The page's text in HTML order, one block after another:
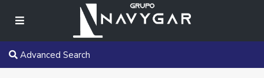
Advanced Search